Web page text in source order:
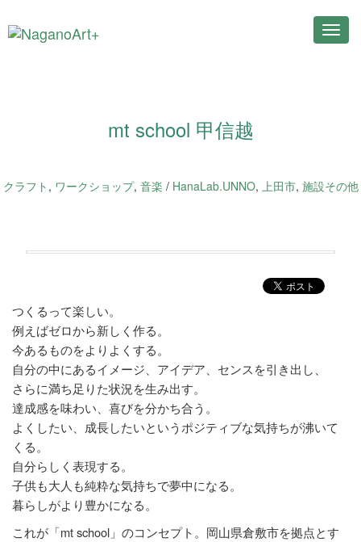
mt school 甲信越
クラフト , ワークショップ, 音楽 / HanaLab.UNNO, 上田市, 施設その他
つくるって楽しい。
例えばゼロから新しく作る。
今あるものをよりよくする。
自分の中にあるイメージ、アイデア、センスを引き出し、
さらに満ち足りた状況を生み出す。
達成感を味わい、喜びを分かち合う。
よくしたい、成長したいというポジティブな気持ちが沸いて
くる。
自分らしく表現する。
子供も大人も純粋な気持ちで夢中になる。
暮らしがより豊かになる。
これが「mt school」のコンセプト。岡山県倉敷市を拠点とす